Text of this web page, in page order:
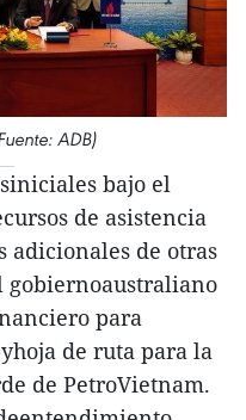
ADB)
bajo el
de asistencia
adicionales de otras
gobiernoaustraliano
para
de ruta para la
de PetroVietnam.